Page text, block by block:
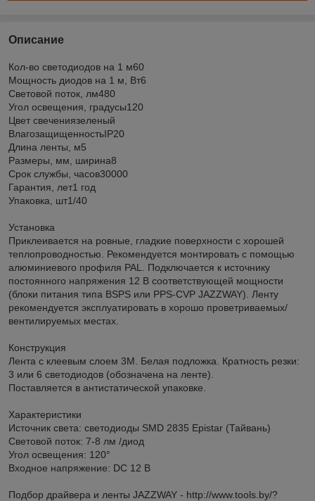
Описание
Кол-во светодиодов на 1 м60
Мощность диодов на 1 м, Вт6
Световой поток, лм480
Угол освещения, градусы120
Цвет свечениязеленый
ВлагозащищенностьIP20
Длина ленты, м5
Размеры, мм, ширина8
Срок службы, часов30000
Гарантия, лет1 год
Упаковка, шт1/40
Установка
Приклеивается на ровные, гладкие поверхности с хорошей
теплопроводностью. Рекомендуется монтировать с помощью
алюминиевого профиля PAL. Подключается к источнику
постоянного напряжения 12 В соответствующей мощности
(блоки питания типа BSPS или PPS-CVP JAZZWAY). Ленту
рекомендуется эксплуатировать в хорошо проветриваемых/
вентилируемых местах.
Конструкция
Лента с клеевым слоем 3М. Белая подложка. Кратность резки:
3 или 6 светодиодов (обозначена на ленте).
Поставляется в антистатической упаковке.
Характеристики
Источник света: светодиоды SMD 2835 Epistar (Тайвань)
Световой поток: 7-8 лм /диод
Угол освещения: 120°
Входное напряжение: DC 12 В
Подбор драйвера и ленты JAZZWAY - http://www.tools.by/?